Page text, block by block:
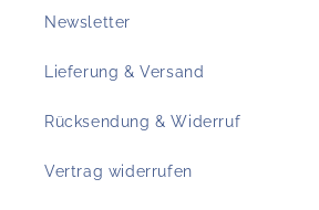
Newsletter
Lieferung & Versand
Rücksendung & Widerruf
Vertrag widerrufen